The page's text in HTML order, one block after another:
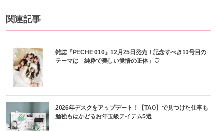
関連記事
雑誌『PECHE 010』12月25日発売！記念すべき10号目の
テーマは「純粋で美しい覚悟の正体」♡
2026年デスクをアップデート！【TAO】で見つけた仕事も
勉強もはかどるお年玉級アイテム5選